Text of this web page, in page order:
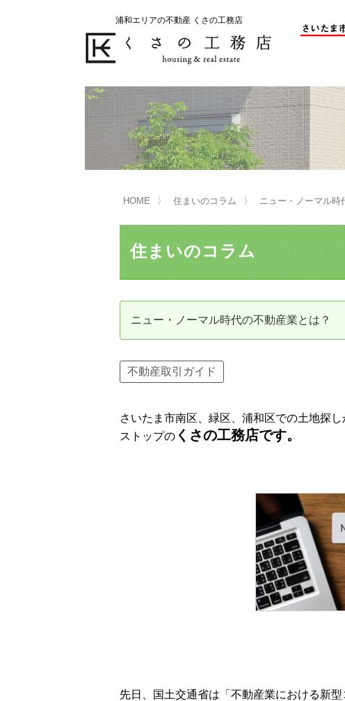
浦和エリアの不動産 くさの工務店
不動産の売却をお考えのお客様
くさの工務店が選ばれる理由 売却活動
買い替えサポート はじめての
不動産の相続 売却前の修
売却の流れ（手順）
不動産売却の詳しい流れ
不動産の引き渡し 不動産の残
不動産の購入をお考えのお客様
くさの工務店が選ばれる理由 購入された
住宅ローン控除・消費税について
リニュアル仲介とは
資産価値の減りにくい住宅購入 中古だから
HOME 住まいのコラム ニュー・ノーマル時
住まいのコラム
ニュー・ノーマル時代の不動産業とは？
不動産取引ガイド
さいたま市南区、緑区、浦和区での土地探
ストップの くさの工務店です。
先日、国土交通省は「不動産業における新